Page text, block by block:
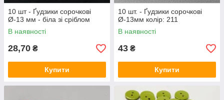
10 шт - Ґудзики сорочкові
Ø-13 мм - біла зі сріблом
В наявності
28,70 ₴
Купити
10 шт. - Ґудзики сорочкові
Ø-13мм колір: 211
В наявності
43 ₴
Купити